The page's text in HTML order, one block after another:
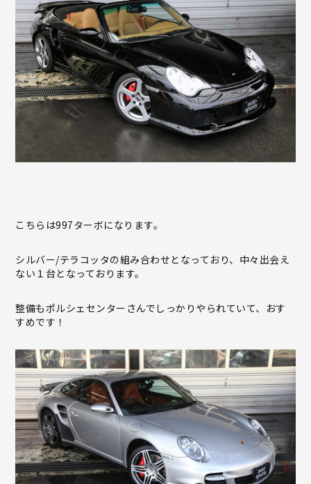
こちらは997ターボになります。
シルバー/テラコッタの組み合わせとなっており、中々出会え
ない１台となっております。
整備もポルシェセンターさんでしっかりやられていて、おす
すめです！